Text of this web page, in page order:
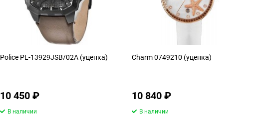
Police PL-13929JSB/02A (уценка)
10 450₽
В наличии
Charm 0749210 (уценка)
10 840₽
В наличии